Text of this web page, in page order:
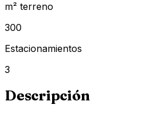
m² terreno
300
Estacionamientos
3
Descripción